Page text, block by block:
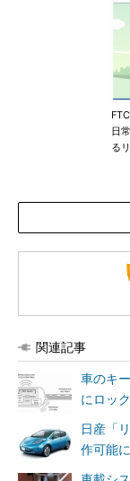
日
る
関連記事
車のキ
にロッ
日産「
作可能に